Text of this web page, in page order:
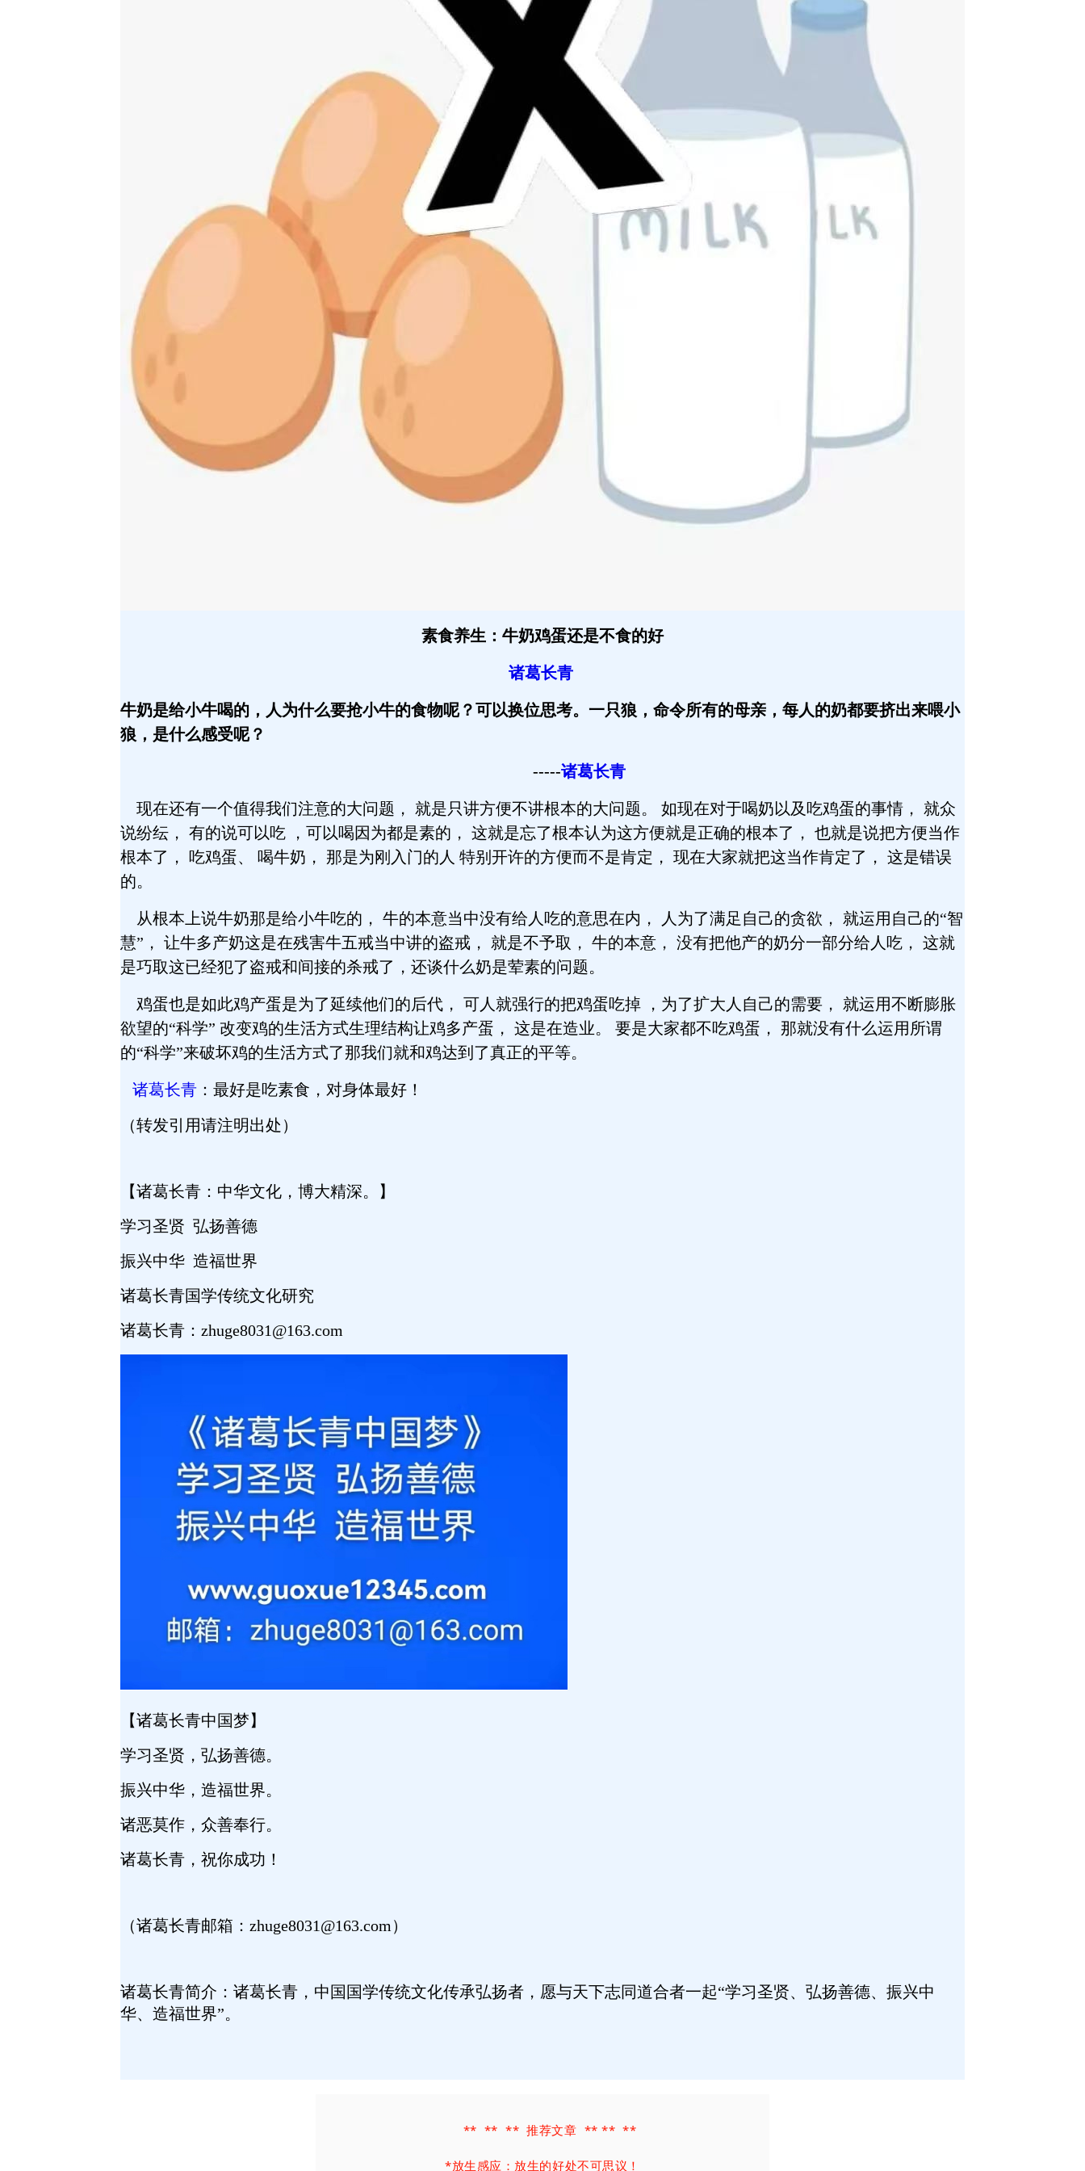
素食养生：牛奶鸡蛋还是不食的好
诸葛长青
牛奶是给小牛喝的，人为什么要抢小牛的食物呢？可以换位思考。一只狼，命令所有的母亲，每人的奶都要挤出来喂小
狼，是什么感受呢？
-----诸葛长青
现在还有一个值得我们注意的大问题， 就是只讲方便不讲根本的大问题。 如现在对于喝奶以及吃鸡蛋的事情， 就众
说纷纭， 有的说可以吃 ，可以喝因为都是素的， 这就是忘了根本认为这方便就是正确的根本了， 也就是说把方便当作
根本了， 吃鸡蛋、 喝牛奶， 那是为刚入门的人 特别开许的方便而不是肯定， 现在大家就把这当作肯定了， 这是错误
的。
从根本上说牛奶那是给小牛吃的， 牛的本意当中没有给人吃的意思在内， 人为了满足自己的贪欲， 就运用自己的“智
慧”， 让牛多产奶这是在残害牛五戒当中讲的盗戒， 就是不予取， 牛的本意， 没有把他产的奶分一部分给人吃， 这就
是巧取这已经犯了盗戒和间接的杀戒了，还谈什么奶是荤素的问题。
鸡蛋也是如此鸡产蛋是为了延续他们的后代， 可人就强行的把鸡蛋吃掉 ，为了扩大人自己的需要， 就运用不断膨胀
欲望的“科学” 改变鸡的生活方式生理结构让鸡多产蛋， 这是在造业。 要是大家都不吃鸡蛋， 那就没有什么运用所谓
的“科学”来破坏鸡的生活方式了那我们就和鸡达到了真正的平等。
诸葛长青 ：最好是吃素食，对身体最好！
（转发引用请注明出处）
【诸葛长青：中华文化，博大精深。】
学习圣贤 弘扬善德
振兴中华 造福世界
诸葛长青国学传统文化研究
诸葛长青： zhuge8031@163.com
【诸葛长青中国梦】
学习圣贤，弘扬善德。
振兴中华，造福世界。
诸恶莫作，众善奉行。
诸葛长青，祝你成功！
（诸葛长青邮箱： zhuge8031@163.com）
诸葛长青简介：诸葛长青，中国国学传统文化传承弘扬者，愿与天下志同道合者一起“学习圣贤、弘扬善德、振兴中
华、造福世界”。
** ** ** 推荐文章 ** ** **
*放生感应：放生的好处不可思议！